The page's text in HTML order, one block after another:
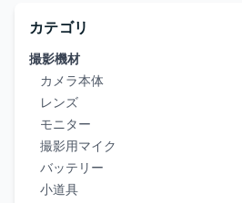
カテゴリ
撮影機材
カメラ本体
レンズ
モニター
撮影用マイク
バッテリー
小道具